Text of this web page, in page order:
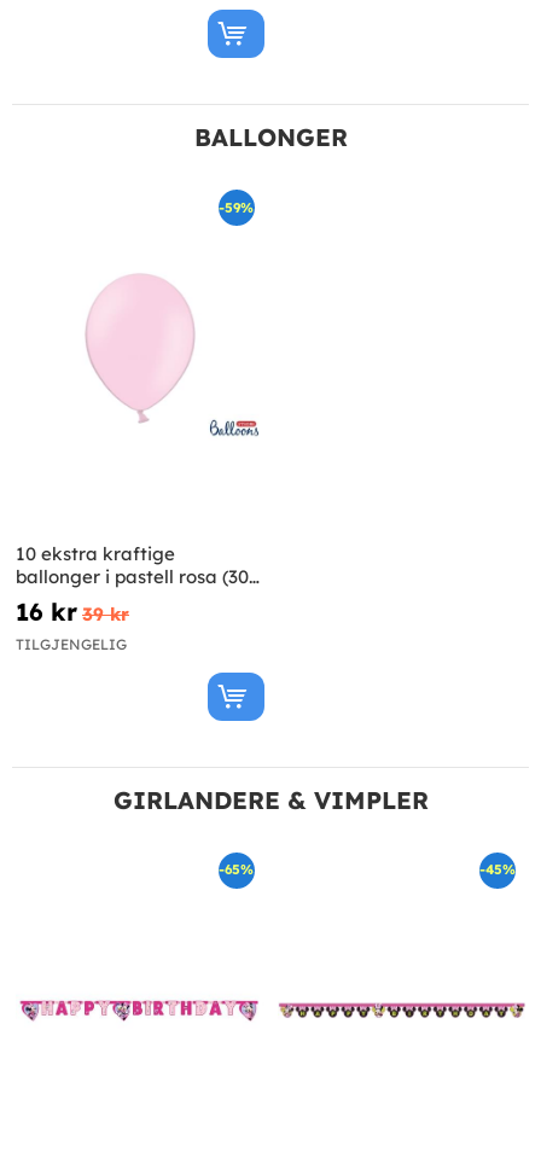
BALLONGER
-59%
10 ekstra kraftige
ballonger i pastell rosa (30
cm)
16 kr 39 kr
TILGJENGELIG
GIRLANDERE & VIMPLER
-65% -45%